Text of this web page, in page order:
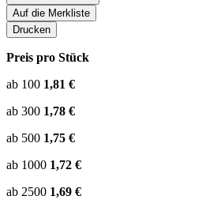
Auf die Merkliste
Drucken
Preis pro Stück
ab 100 1,81 €
ab 300 1,78 €
ab 500 1,75 €
ab 1000 1,72 €
ab 2500 1,69 €